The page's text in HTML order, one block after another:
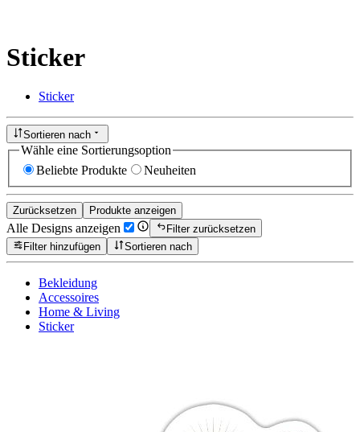
Sticker
Sticker
Sortieren nach
Wähle eine Sortierungsoption
Beliebte Produkte
Neuheiten
Zurücksetzen Produkte anzeigen
Alle Designs anzeigen
Filter zurücksetzen
Filter hinzufügen
Sortieren nach
Bekleidung
Accessoires
Home & Living
Sticker